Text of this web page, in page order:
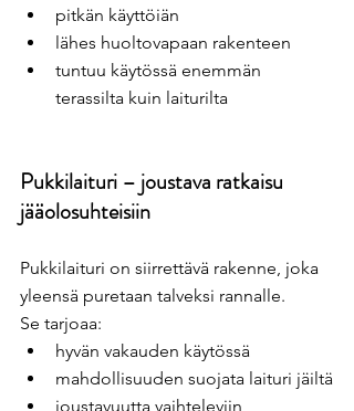
pitkän käyttöiän
lähes huoltovapaan rakenteen
tuntuu käytössä enemmän
terassilta kuin laiturilta
Pukkilaituri – joustava ratkaisu
jääolosuhteisiin
Pukkilaituri on siirrettävä rakenne, joka
yleensä puretaan talveksi rannalle.
Se tarjoaa:
hyvän vakauden käytössä
mahdollisuuden suojata laituri jäiltä
joustavuutta vaihteleviin